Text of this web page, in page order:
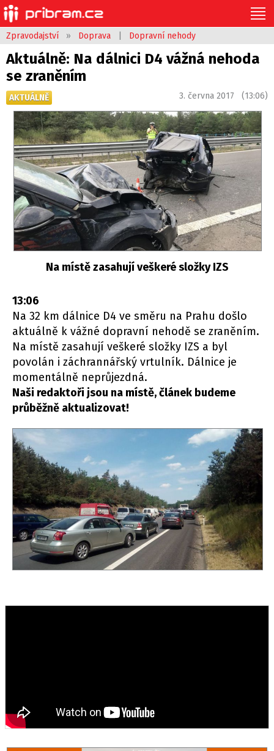
Zpravodajství » Doprava Dopravní nehody
Aktuálně: Na dálnici D4 vážná nehoda
se zraněním
AKTUÁLNĚ 3. června 2017 (13:06)
Na místě zasahují veškeré složky IZS
13:06
Na 32 km dálnice D4 ve směru na Prahu došlo
aktuálně k vážné dopravní nehodě se zraněním.
Na místě zasahují veškeré složky IZS a byl
povolán i záchrannářský vrtulník. Dálnice je
momentálně neprůjezdná.
Naši redaktoři jsou na místě, článek budeme
průběžně aktualizovat!